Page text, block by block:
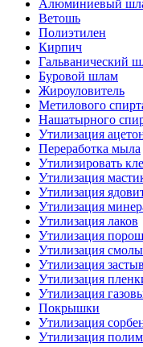
Алюминиевый
Ветошь
Полиэтилен
Кирпич
Гальванический
Буровой шлам
Жироуловитель
Метилового
Нашатырного
Утилизация
Переработка мыла
Утилизировать
Утилизация
Утилизация
Утилизация
Утилизация лаков
Утилизация
Утилизация смолы
Утилизация
Утилизация
Утилизация
Покрышки
Утилизация
Утилизация